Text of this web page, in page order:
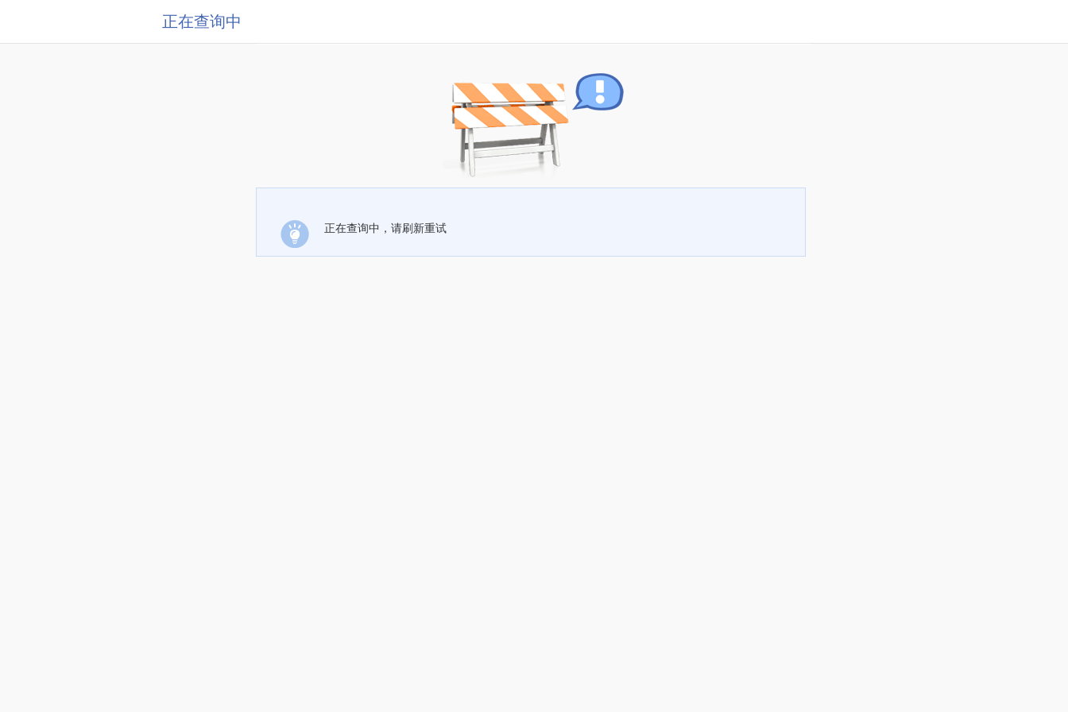
正在查询中
正在查询中，请刷新重试